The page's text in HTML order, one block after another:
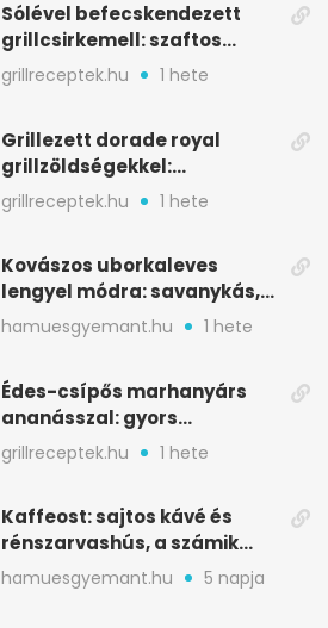
Sólével befecskendezett
grillcsirkemell: szaftos
marad, nem szárad ki
grillreceptek.hu 1 hete
Grillezett dorade royal
grillzöldségekkel:
mediterrán ízek a rostélyról
grillreceptek.hu 1 hete
Kovászos uborkaleves
lengyel módra: savanykás,
kapros, meglepően
tartalmas
hamuesgyemant.hu 1 hete
Édes-csípős marhanyárs
ananásszal: gyors
grillrecept jalapeñóval
grillreceptek.hu 1 hete
Kaffeost: sajtos kávé és
rénszarvashús, a számik
melegítő itala
hamuesgyemant.hu 5 napja